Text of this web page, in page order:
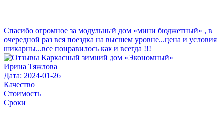
Спасибо огромное за модульный дом «мини бюджетный» , в
очередной раз вся поездка на высшем уровне...цена и условия
шикарны...все понравилось как и всегда !!!
Ирина Тяжлова
Дата: 2024-01-26
Качество
Стоимость
Сроки